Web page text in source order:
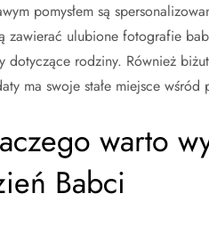
pomysłem są
zawierać ulubione fotografie
dotyczące rodziny. Również
ma swoje stałe miejsce
warto
Babci